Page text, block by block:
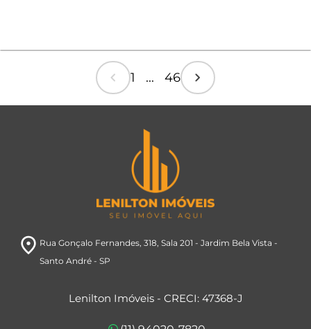
chevron_left 1 ... 46 chevron_right
room Rua Gonçalo Fernandes, 318, Sala 201 - Jardim Bela Vista -
Santo André- SP
Lenilton Imóveis - CRECI: 47368-J